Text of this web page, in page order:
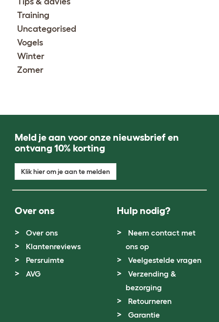
Training
Uncategorised
Vogels
Winter
Zomer
Meld je aan voor onze nieuwsbrief en
ontvang 10% korting
Klik hier om je aan te melden
Over ons
Over ons
Klantenreviews
Persruimte
AVG
Hulp nodig?
Neem contact met
ons op
Veelgestelde vragen
Verzending &
bezorging
Retourneren
Garantie